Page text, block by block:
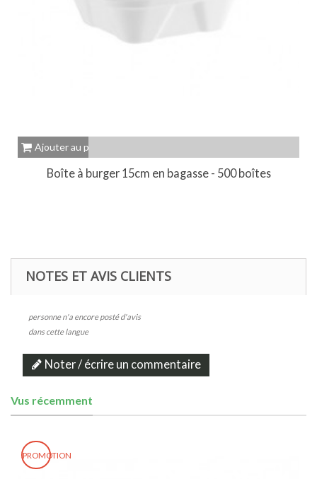
Ajouter au panier
Boîte à burger 15cm en bagasse - 500 boîtes
NOTES ET AVIS CLIENTS
personne n'a encore posté d'avis
dans cette langue
Noter / écrire un commentaire
Vus récemment
PROMOTION